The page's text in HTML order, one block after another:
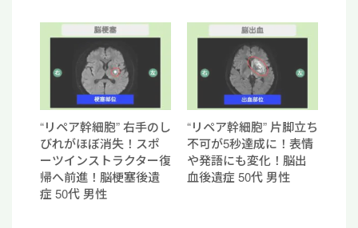
“リペア幹細胞” 右手のし
びれがほぼ消失！スポ
ーツインストラクター復
帰へ前進！脳梗塞後遺
症 50代 男性
“リペア幹細胞” 片脚立ち
不可が5秒達成に！表情
や発語にも変化！脳出
血後遺症 50代 男性